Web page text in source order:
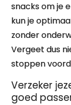
snacks om je
kun je
zonder
Vergeet dus
stoppen
Verzeker
goed